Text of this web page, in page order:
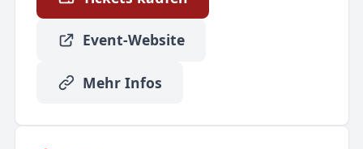
Event-Website
Mehr Infos